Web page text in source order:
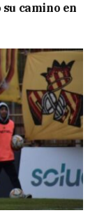
camino en